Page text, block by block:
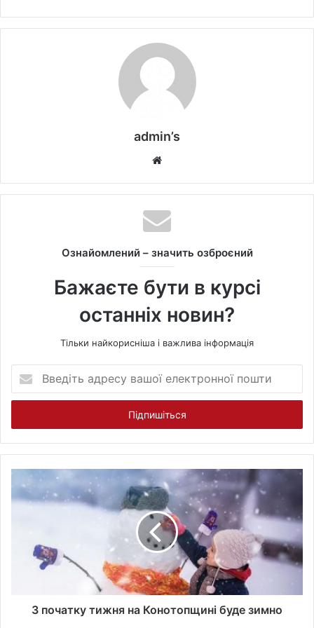
admin’s
b
s
i
e
Ознайомлений – значить озброєний
Бажаєте бути в курсі
останніх новин?
Тільки найкорисніша і важлива інформація
е
і
т
р
З початку тижня на Конотопщині буде зимно